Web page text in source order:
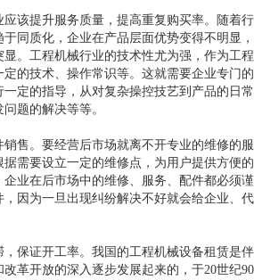
该提升服务质量，提高重复购买率。随着行
同质化，企业在产品层面优势变得不明显，
。工程机械行业的技术性尤为强，作为工程
的技术、操作常识等。这就需要企业专门的
定的指导，从对复杂操控技艺到产品的日常
题的解决等等。
售。要经营后市场就离不开专业的维修的服
需要设立一定的维修点，为用户提供方便的
业在后市场中的维修、服务、配件都必须谨
因为一旦出现纠纷解决不好就会给企业、代
保证开工率。我国的工程机械设备租赁是伴
革开放的深入逐步发展起来的，于20世纪90